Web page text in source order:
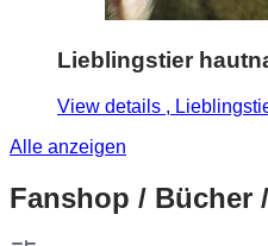
Lieblingstier
View details ,
Alle anzeigen
Fanshop / Bücher